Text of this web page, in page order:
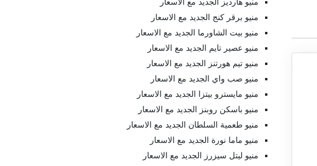
منيو هارديز الجديد مع الاسعار
منيو برقر كنج الجديد مع الاسعار
منيو بيت الشاورما الجديد مع الاسعار
منيو عصير تايم الجديد مع الاسعار
منيو تيم هورتنز الجديد مع الاسعار
منيو صب واي الجديد مع الاسعار
منيو مايسترو بيتزا الجديد مع الاسعار
منيو باسكن روبنز الجديد مع الاسعار
منيو طعمية السلطان الجديد مع الاسعار
منيو ماما نورة الجديد مع الاسعار
منيو ليتل سيزرز الجديد مع الاسعار